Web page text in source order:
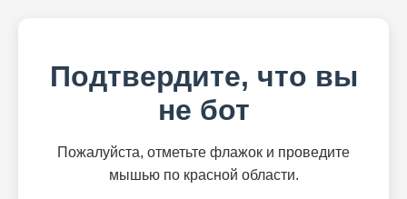
Подтвердите, что вы
не бот
Пожалуйста, отметьте флажок и проведите
мышью по красной области.